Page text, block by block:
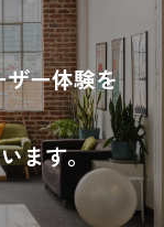
ザー体験を
ます。